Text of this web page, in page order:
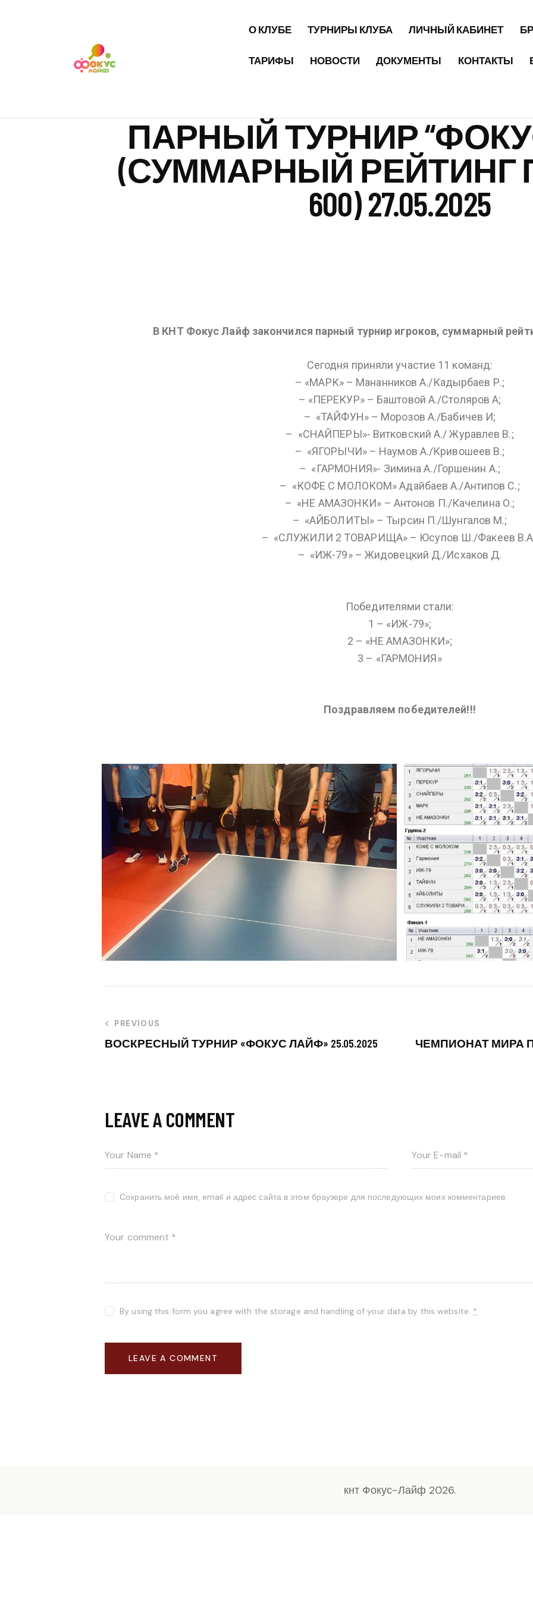
О КЛУБЕ ТУРНИРЫ КЛУБА ЛИЧНЫЙ КАБИНЕТ
ТАРИФЫ НОВОСТИ ДОКУМЕНТЫ КОНТАКТЫ
ПАРНЫЙ ТУРНИР
(СУММАРНЫЙ РЕЙТИНГ
600) 27.05.2025
В КНТ Фокус Лайф закончился парный турнир игроков, суммарный
Сегодня приняли участие 11 команд:
– «МАРК» – Мананников А./Кадырбаев Р.;
– «ПЕРЕКУР» – Баштовой А./Столяров А;
– ⁠ «ТАЙФУН» – Морозов А./Бабичев И;
– ⁠ «СНАЙПЕРЫ»- Витковский А./ Журавлев В.;
– ⁠ «ЯГОРЫЧИ» – Наумов А./Кривошеев В.;
– ⁠ «ГАРМОНИЯ»- Зимина А./Горшенин А.;
– ⁠ «КОФЕ С МОЛОКОМ» Адайбаев А./Антипов С.;
– ⁠ «НЕ АМАЗОНКИ» – Антонов П./Качелина О.;
– ⁠ «АЙБОЛИТЫ» – Тырсин П./Шунгалов М.;
– ⁠ «СЛУЖИЛИ 2 ТОВАРИЩА» – Юсупов Ш./Факеев
– ⁠ «ИЖ-79» – Жидовецкий Д./Исхаков Д.
Победителями стали:
1 – «ИЖ-79»;
2 – «НЕ АМАЗОНКИ»;
3 – «ГАРМОНИЯ»
Поздравляем победителей!!!
PREVIOUS
ВОСКРЕСНЫЙ ТУРНИР «ФОКУС ЛАЙФ» 25.05.2025 ЧЕМПИОНАТ МИРА
LEAVE A COMMENT
Сохранить моё имя, email и адрес сайта в этом браузере для последующих моих комментариев.
By using this form you agree with the storage and handling of your data by this website. *
кнт Фокус-Лайф 2026.